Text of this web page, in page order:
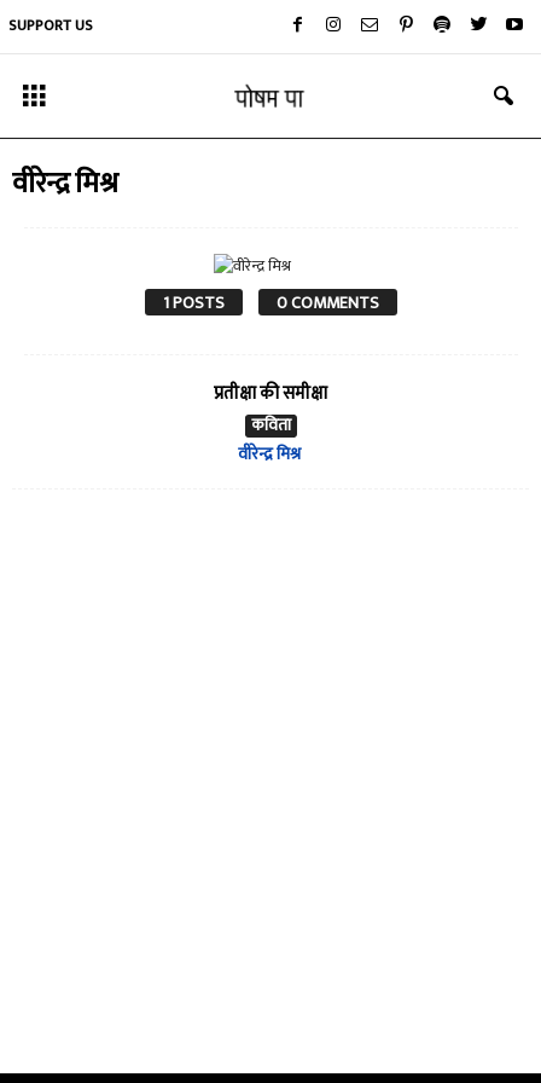
SUPPORT US
वीरेन्द्र मिश्र
1 POSTS 0 COMMENTS
प्रतीक्षा की समीक्षा
कविता
वीरेन्द्र मिश्र